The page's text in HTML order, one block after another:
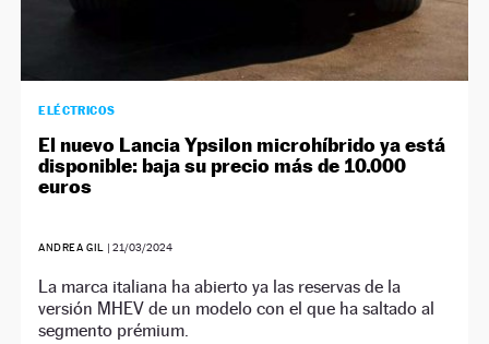
ELÉCTRICOS
El nuevo Lancia Ypsilon microhíbrido ya está
disponible: baja su precio más de 10.000
euros
ANDREA GIL | 21/03/2024
La marca italiana ha abierto ya las reservas de la
versión MHEV de un modelo con el que ha saltado al
segmento prémium.